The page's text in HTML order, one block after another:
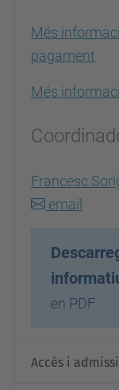
Més
pagament
Més
Francesc
email
en PDF
Accés i